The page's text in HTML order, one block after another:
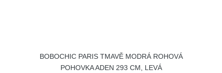
BOBOCHIC PARIS TMAVĚ MODRÁ ROHOVÁ
POHOVKA ADEN 293 CM, LEVÁ